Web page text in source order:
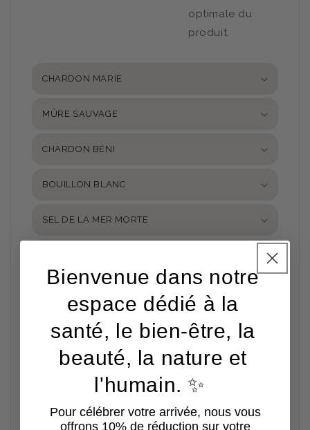
optimale du
produit.
CHARDON MARIE
MÛRE SAUVAGE
CHARDON BÉNI
BOUILLON BLANC
SEL DE LA MER MORTE
COMPOSITION
maximale
Hydromel** 15 ml
Chardon marie 360 mg, 360 mg
Mûre sauvage 234 mg, 234 mg
Bienvenue dans notre
espace dédié à la
santé, le bien-être, la
beauté, la nature et
l'humain. ✨
Pour célébrer votre arrivée, nous vous
offrons 10% de réduction sur votre